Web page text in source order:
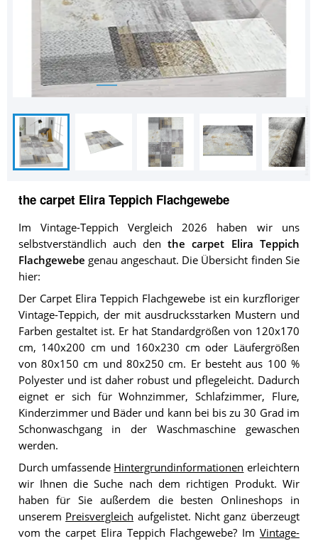
the carpet Elira Teppich Flachgewebe
Im Vintage-Teppich Vergleich 2026 haben wir uns
selbstverständlich auch denthe carpet Elira Teppich
Flachgewebe genau angeschaut. Die Übersicht finden Sie
hier:
Der Carpet Elira Teppich Flachgewebe ist ein kurzfloriger
Vintage-Teppich, der mit ausdrucksstarken Mustern und
Farben gestaltet ist. Er hat Standardgrößen von 120x170
cm, 140x200 cm und 160x230 cm oder Läufergrößen
von 80x150 cm und 80x250 cm. Er besteht aus 100 %
Polyester und ist daher robust und pflegeleicht. Dadurch
eignet er sich für Wohnzimmer, Schlafzimmer, Flure,
Kinderzimmer und Bäder und kann bei bis zu 30 Grad im
Schonwaschgang in der Waschmaschine gewaschen
werden.
Durch umfassende Hintergrundinformationen erleichtern
wir Ihnen die Suche nach dem richtigen Produkt. Wir
haben für Sie außerdem die besten Onlineshops in
unserem Preisvergleich aufgelistet. Nicht ganz überzeugt
vom the carpet Elira Teppich Flachgewebe? Im Vintage-